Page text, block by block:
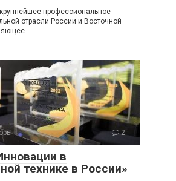
профессиональное
отрасли России и Восточной
2
в
технике в России»